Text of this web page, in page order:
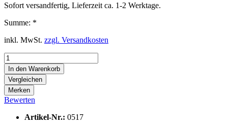
Sofort versandfertig, Lieferzeit ca. 1-2 Werktage.
Summe: *
inkl. MwSt. zzgl. Versandkosten
In den Warenkorb
Vergleichen
Merken
Bewerten
Artikel-Nr.: 0517